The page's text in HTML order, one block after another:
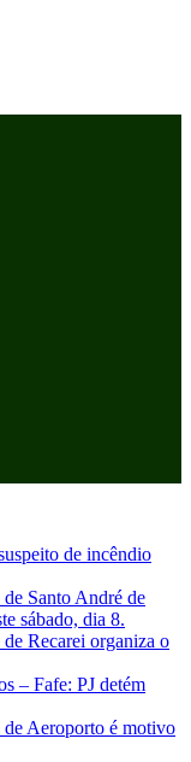
de incêndio
Santo André de
sábado, dia 8.
Recarei organiza o
– Fafe: PJ detém
de Aeroporto é motivo